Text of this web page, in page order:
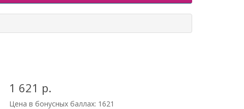
1 621 р.
Цена в бонусных баллах: 1621